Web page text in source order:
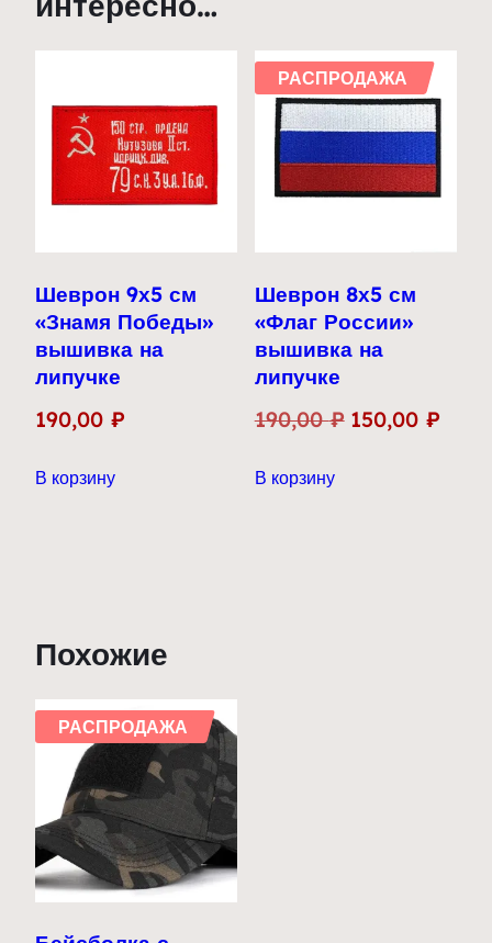
Шеврон 9х5 см
«Знамя Победы»
вышивка на
липучке
190,00 ₽
В корзину
Шеврон 8х5 см
«Флаг России»
вышивка на
липучке
190,00₽ 150,00 ₽
В корзину
РАСПРОДАЖА
Похожие
РАСПРОДАЖА